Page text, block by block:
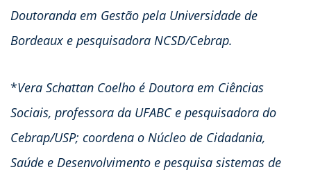
Doutoranda em Gestão pela Universidade de
Bordeaux e pesquisadora NCSD/Cebrap.
*Vera Schattan Coelho é Doutora em Ciências
Sociais, professora da UFABC e pesquisadora do
Cebrap/USP; coordena o Núcleo de Cidadania,
Saúde e Desenvolvimento e pesquisa sistemas de